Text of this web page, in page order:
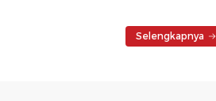
Selengkapnya